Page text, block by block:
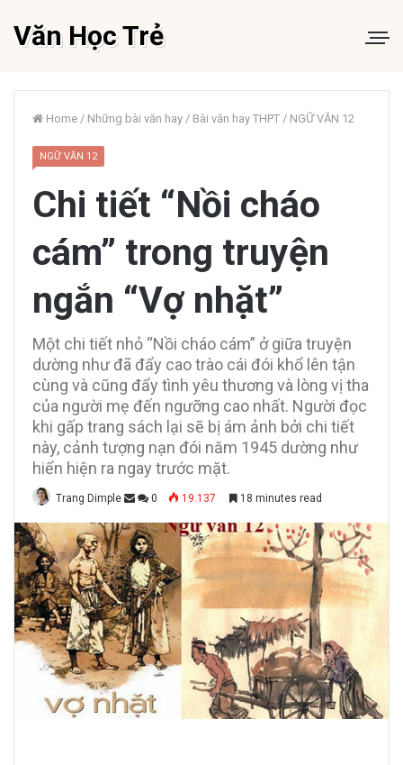
Văn Học Trẻ
Home / Những bài văn hay / Bài văn hay THPT / NGỮ VĂN 12
NGỮ VĂN 12
Chi tiết “Nồi cháo
cám” trong truyện
ngắn “Vợ nhặt”
Một chi tiết nhỏ “Nồi cháo cám” ở giữa truyện
dường như đã đẩy cao trào cái đói khổ lên tận
cùng và cũng đẩy tình yêu thương và lòng vị tha
của người mẹ đến ngưỡng cao nhất. Người đọc
khi gấp trang sách lại sẽ bị ám ảnh bởi chi tiết
này, cảnh tượng nạn đói năm 1945 dường như
hiển hiện ra ngay trước mặt.
Trang Dimple 0 19.137 18 minutes read